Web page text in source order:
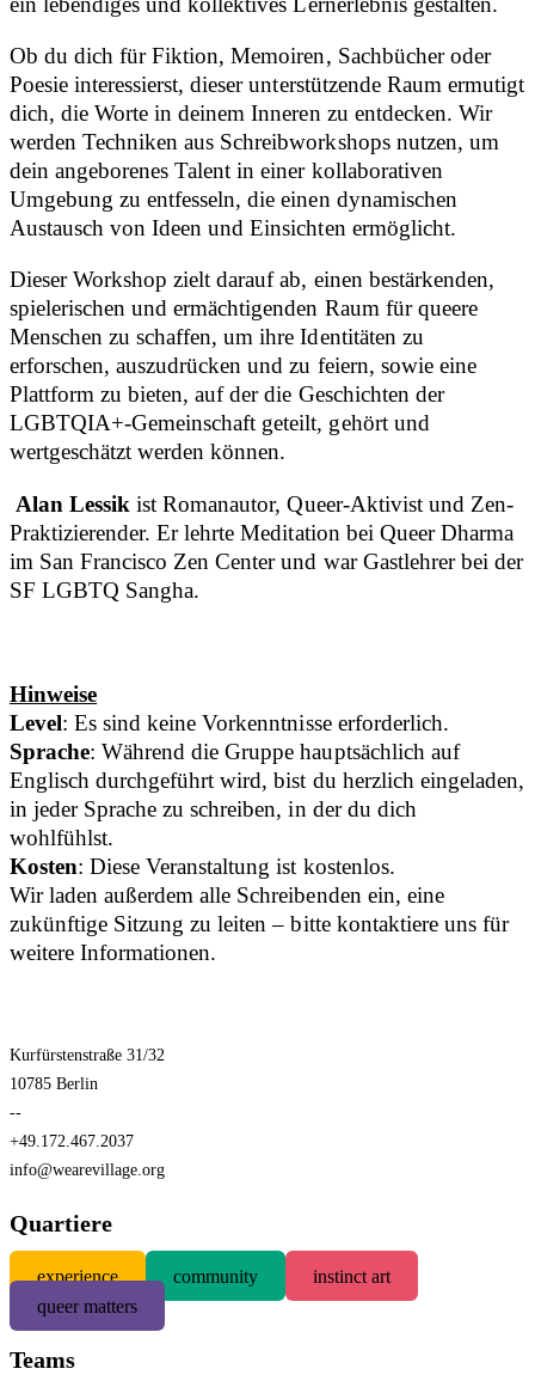
Ob du dich für Fiktion, Memoiren, Sachbücher oder
Poesie interessierst, dieser unterstützende Raum ermutigt
dich, die Worte in deinem Inneren zu entdecken. Wir
werden Techniken aus Schreibworkshops nutzen, um
dein angeborenes Talent in einer kollaborativen
Umgebung zu entfesseln, die einen dynamischen
Austausch von Ideen und Einsichten ermöglicht.
Dieser Workshop zielt darauf ab, einen bestärkenden,
spielerischen und ermächtigenden Raum für queere
Menschen zu schaffen, um ihre Identitäten zu
erforschen, auszudrücken und zu feiern, sowie eine
Plattform zu bieten, auf der die Geschichten der
LGBTQIA+-Gemeinschaft geteilt, gehört und
wertgeschätzt werden können.
Alan Lessikist Romanautor, Queer-Aktivist und Zen-
Praktizierender. Er lehrte Meditation bei Queer Dharma
im San Francisco Zen Center und war Gastlehrer bei der
SF LGBTQ Sangha.
Hinweise
Level: Es sind keine Vorkenntnisse erforderlich.
Sprache: Während die Gruppe hauptsächlich auf
Englisch durchgeführt wird, bist du herzlich eingeladen,
in jeder Sprache zu schreiben, in der du dich
wohlfühlst.
Kosten: Diese Veranstaltung ist kostenlos.
Wir laden außerdem alle Schreibenden ein, eine
zukünftige Sitzung zu leiten – bitte kontaktiere uns für
weitere Informationen.
Kurfürstenstraße 31/32
10785 Berlin
--
+49.172.467.2037
info@wearevillage.org
Quartiere
experience community
instinct art
queer matters
Teams